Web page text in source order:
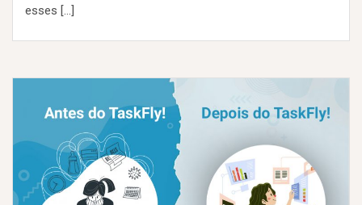
esses […]